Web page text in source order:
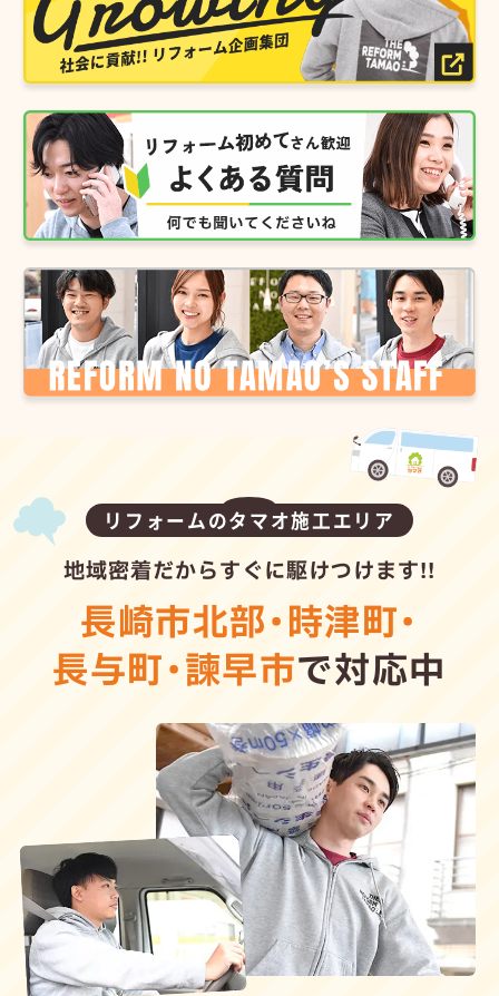
リフォームのタマオ施工エリア
地域密着だからすぐに駆けつけます!!
長崎市北部・時津町・
長与町・諫早市で対応中